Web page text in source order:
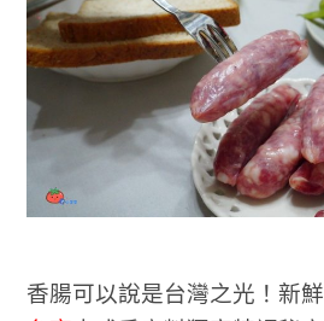
香腸可以說是台灣之光！新